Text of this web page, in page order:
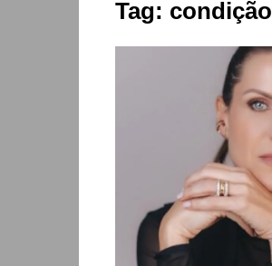
Tag: condição